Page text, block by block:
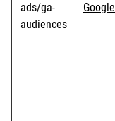
ads/ga-
audiences
Google